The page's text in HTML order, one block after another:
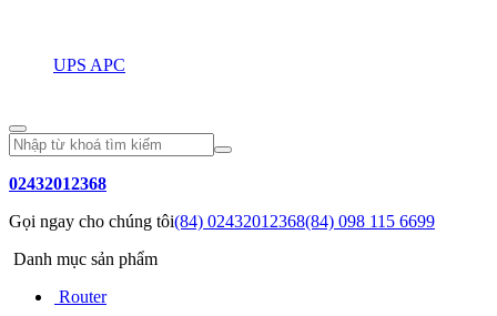
UPS APC
02432012368
Gọi ngay cho chúng tôi(84) 02432012368(84) 098 115 6699
Danh mục sản phẩm
Router